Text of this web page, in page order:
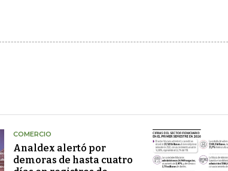
COMERCIO
Analdex alertó por
demoras de hasta cuatro